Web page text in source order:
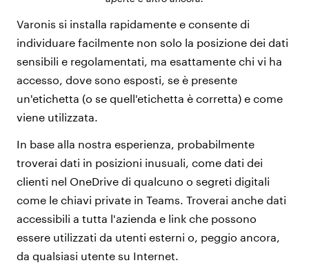
Varonis si installa rapidamente e consente di
individuare facilmente non solo la posizione dei dati
sensibili e regolamentati, ma esattamente chi vi ha
accesso, dove sono esposti, se è presente
un'etichetta (o se quell'etichetta è corretta) e come
viene utilizzata.
In base alla nostra esperienza, probabilmente
troverai dati in posizioni inusuali, come dati dei
clienti nel OneDrive di qualcuno o segreti digitali
come le chiavi private in Teams. Troverai anche dati
accessibili a tutta l'azienda e link che possono
essere utilizzati da utenti esterni o, peggio ancora,
da qualsiasi utente su Internet.